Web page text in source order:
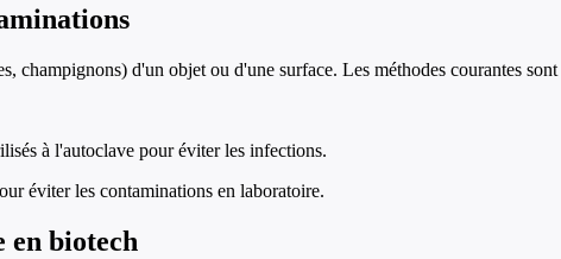
champignons) d'un objet ou d'une surface. Les méthodes courantes
à l'autoclave pour éviter les infections.
éviter les contaminations en laboratoire.
en biotech